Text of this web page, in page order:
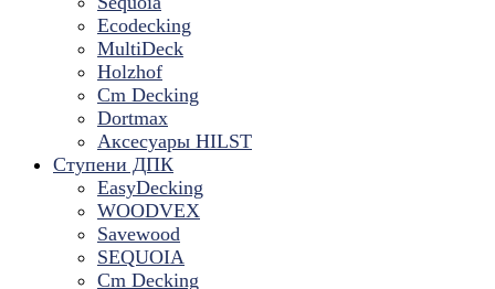
Ecodecking
MultiDeck
Holzhof
Cm Decking
Dortmax
Аксесуары HILST
Ступени ДПК
EasyDecking
WOODVEX
Savewood
SEQUOIA
Cm Decking